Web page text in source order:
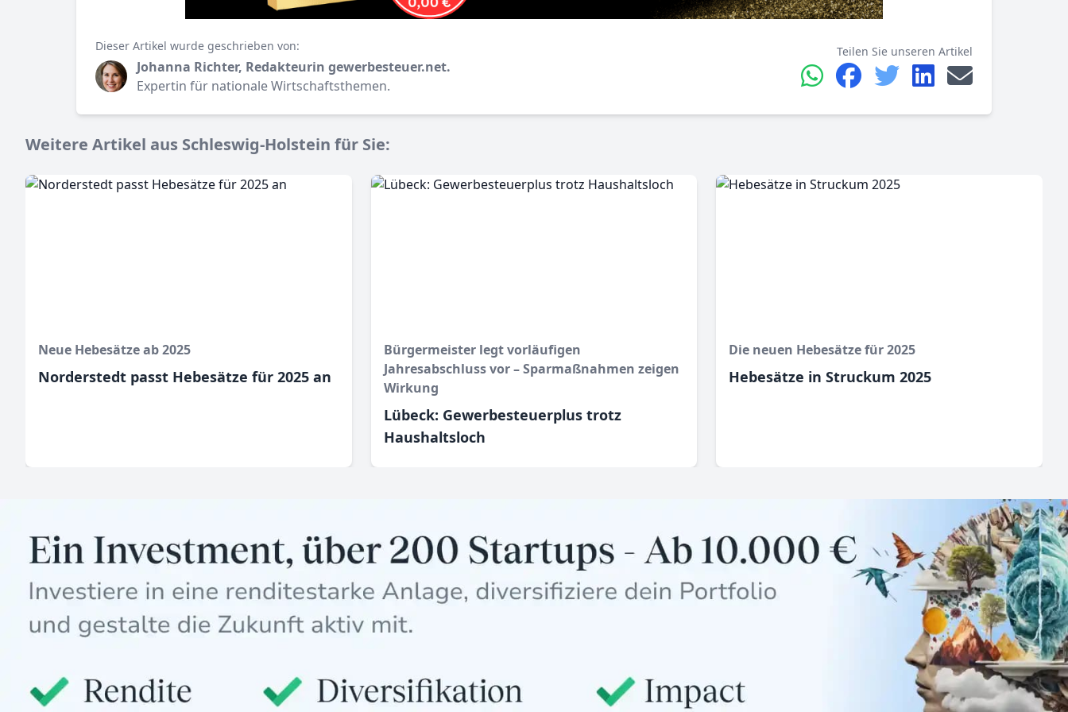
Dieser Artikel wurde geschrieben von:
Johanna Richter, Redakteurin gewerbesteuer.net.
Expertin für nationale Wirtschaftsthemen.
Teilen Sie unseren Artikel
Weitere Artikel aus Schleswig-Holstein für Sie:
Neue Hebesätze ab 2025
Norderstedt passt Hebesätze für 2025 an
Bürgermeister legt vorläufigen
Jahresabschluss vor – Sparmaßnahmen zeigen
Wirkung
Lübeck: Gewerbesteuerplus trotz
Haushaltsloch
Die neuen Hebesätze für 2025
Hebesätze in Struckum 2025